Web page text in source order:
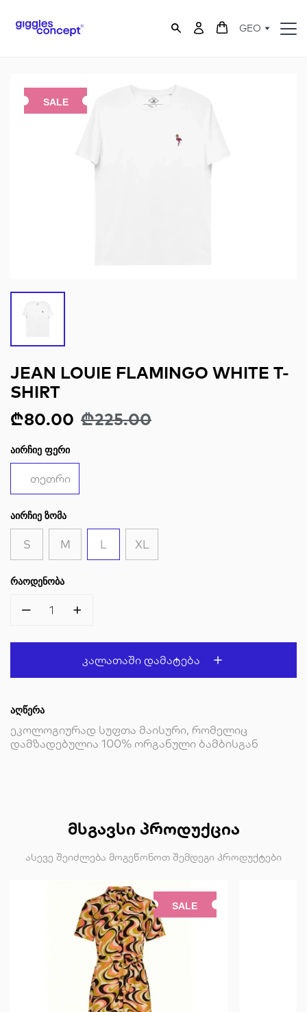
GEO
SALE
JEAN LOUIE FLAMINGO WHITE T-
SHIRT
₾80.00 ₾225.00
ᲐᲘᲠᲩᲘᲔ ᲤᲔᲠᲘ
თეთრი
ᲐᲘᲠᲩᲘᲔ ᲖᲝᲛᲐ
S M L XL
ᲠᲐᲝᲓᲔᲜᲝᲑᲐ
1
Კალათაში Დამატება
ᲐᲦᲬᲔᲠᲐ
ეკოლოგიურად სუფთა მაისური, რომელიც
დამზადებულია 100% ორგანული ბამბისგან
ᲛᲡᲒᲐᲕᲡᲘ ᲞᲠᲝᲓᲣᲥᲪᲘᲐ
ასევე შეიძლება მოგეწონოთ შემდეგი პროდუქტები
SALE